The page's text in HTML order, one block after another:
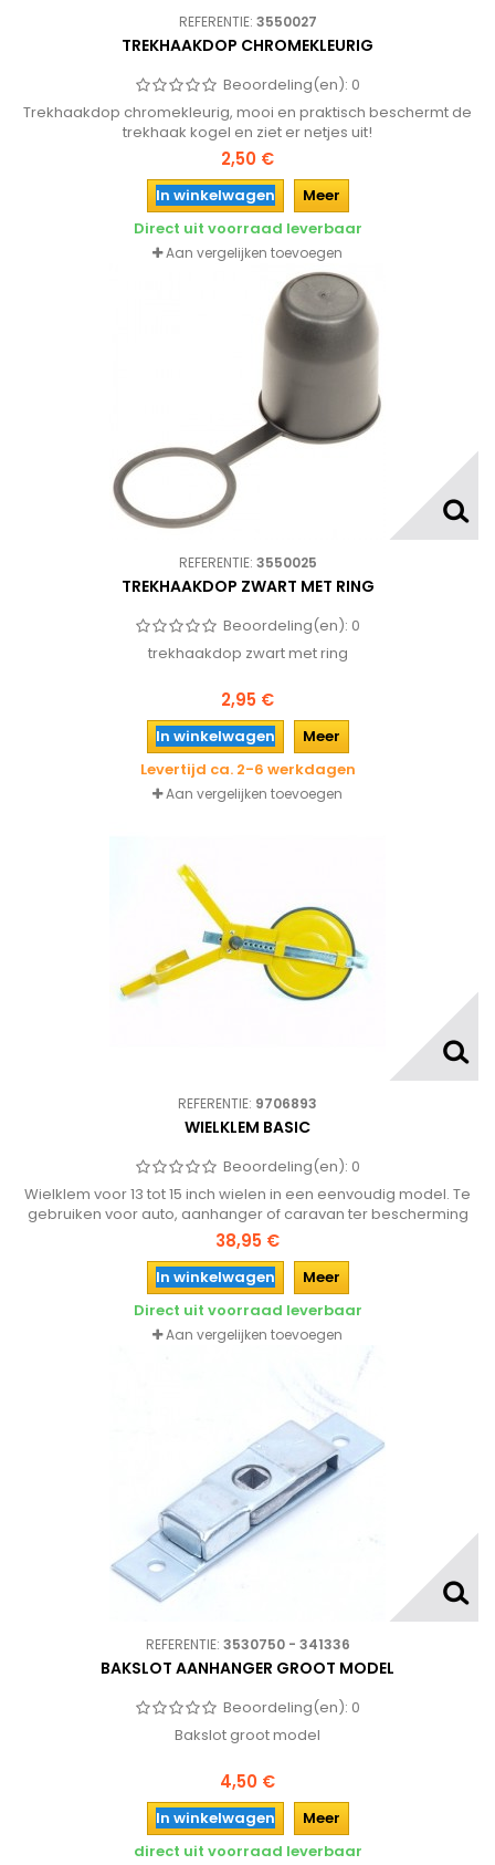
REFERENTIE: 3550027
TREKHAAKDOP CHROMEKLEURIG
Beoordeling(en): 0
Trekhaakdop chromekleurig, mooi en praktisch beschermt de
trekhaak kogel en ziet er netjes uit!
2,50 €
In winkelwagen
Meer
Direct uit voorraad leverbaar
Aan vergelijken toevoegen
REFERENTIE: 3550025
TREKHAAKDOP ZWART MET RING
Beoordeling(en): 0
trekhaakdop zwart met ring
2,95 €
In winkelwagen
Meer
Levertijd ca. 2-6 werkdagen
Aan vergelijken toevoegen
REFERENTIE: 9706893
WIELKLEM BASIC
Beoordeling(en): 0
Wielklem voor 13 tot 15 inch wielen in een eenvoudig model. Te
gebruiken voor auto, aanhanger of caravan ter bescherming
van diefstal.
38,95 €
In winkelwagen
Meer
Direct uit voorraad leverbaar
Aan vergelijken toevoegen
REFERENTIE: 3530750 - 341336
BAKSLOT AANHANGER GROOT MODEL
Beoordeling(en): 0
Bakslot groot model
4,50 €
In winkelwagen
Meer
direct uit voorraad leverbaar